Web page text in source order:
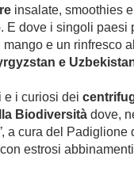
insalate, smoothies
E dove i singoli paesi
e un rinfresco
e
e i curiosi dei
Biodiversità dove,
, a cura del Padiglione
estrosi